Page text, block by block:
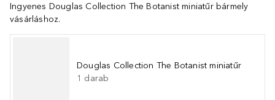
Ingyenes Douglas Collection The Botanist miniatűr bármely
vásárláshoz.
Douglas Collection The Botanist miniatűr
1 darab